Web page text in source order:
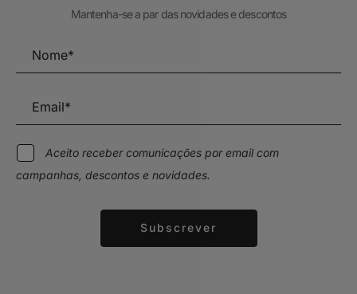
Mantenha-se a par das novidades e descontos
Aceito receber comunicações por email com
campanhas, descontos e novidades.
Subscrever